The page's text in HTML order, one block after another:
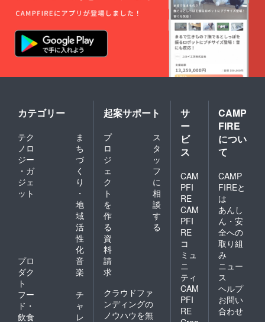
カテゴリー
テク
ノロ
ジー
・ガ
ジェ
ット
ま
ち
づ
く
り
・
地
域
活
性
化
プロ
ダク
ト
音
楽
フー
ド・
飲食
チ
ャ
レ
起案サポート
プ
ロ
ジ
ェ
ク
ト
を
作
る
ス
タ
ッ
フ
に
相
談
す
る
資
料
請
求
クラウドファ
ンディングの
ノウハウを無
サ
ー
ビ
ス
CAM
PFI
RE
CAM
PFI
RE
コ
ミュ
ニ
ティ
CAM
PFI
RE
CAMP
FIRE
につい
て
CAMP
FIREと
は
あんし
ん・安
全への
取り組
み
ニュー
ス
ヘルプ
お問い
合わせ